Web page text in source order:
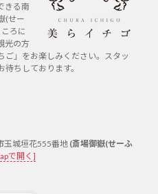
きる南
(せー
ろに
光の方
ご」をお楽しみください。スタッ
ちしております。
玉城垣花555番地 (斎場御嶽(せーふ
で開く]